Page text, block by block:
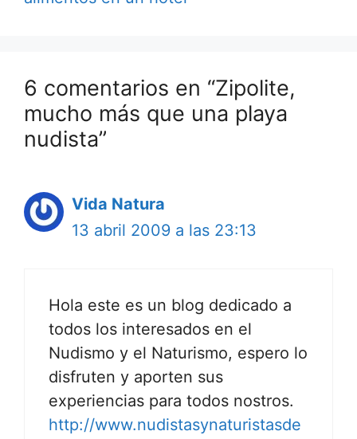
6 comentarios en “Zipolite,
mucho más que una playa
nudista”
Vida Natura
13 abril 2009 a las 23:13
Hola este es un blog dedicado a
todos los interesados en el
Nudismo y el Naturismo, espero lo
disfruten y aporten sus
experiencias para todos nostros.
http://www.nudistasynaturistasde